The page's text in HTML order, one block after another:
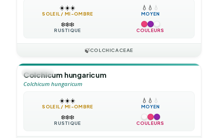
☀️☀️☀️
SOLEIL / MI-OMBRE
💧 💧 💧
MOYEN
❄️❄️❄️
RUSTIQUE COULEURS
🍃COLCHICACEAE
🪴VIVACE
Colchicum hungaricum
Colchicum hungaricum
☀️☀️☀️
SOLEIL / MI-OMBRE
💧 💧 💧
MOYEN
❄️❄️❄️
RUSTIQUE COULEURS